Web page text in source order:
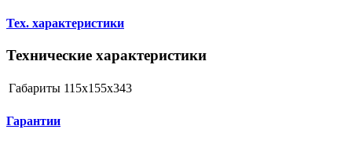
Тех. характеристики
Технические характеристики
Габариты 115x155x343
Гарантии